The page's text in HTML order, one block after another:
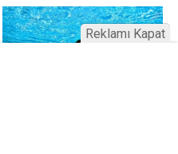
Reklamı Kapat